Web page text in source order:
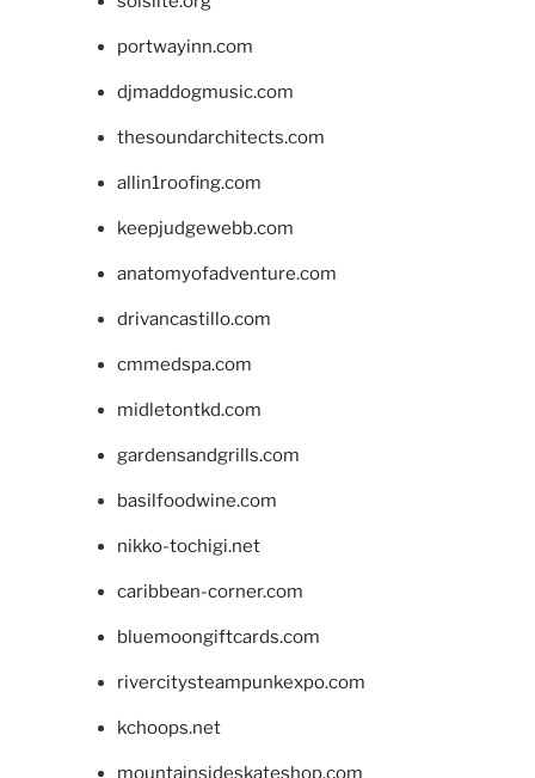
portwayinn.com
djmaddogmusic.com
thesoundarchitects.com
allin1roofing.com
keepjudgewebb.com
anatomyofadventure.com
drivancastillo.com
cmmedspa.com
midletontkd.com
gardensandgrills.com
basilfoodwine.com
nikko-tochigi.net
caribbean-corner.com
bluemoongiftcards.com
rivercitysteampunkexpo.com
kchoops.net
mountainsideskateshop.com